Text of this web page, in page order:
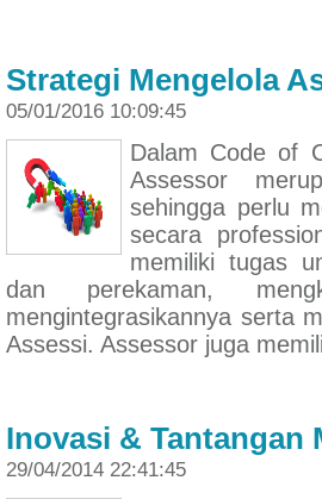
Strategi Mengelola
05/01/2016 10:09:45
Dalam Code of
Assessor
sehingga perlu
secara
memiliki tugas
dan perekaman,
mengintegrasikannya serta
Assessi. Assessor juga
Inovasi & Tantangan
29/04/2014 22:41:45